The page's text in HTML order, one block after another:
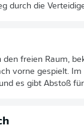
durch die
den freien Raum,
vorne gespielt.
es gibt Abstoß